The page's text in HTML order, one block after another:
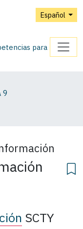
Español
para
9
SCTY